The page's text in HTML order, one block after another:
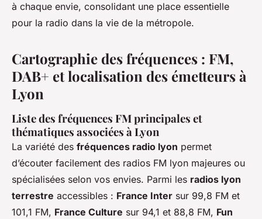
à chaque envie, consolidant une place essentielle
pour la radio dans la vie de la métropole.
Cartographie des fréquences : FM,
DAB+ et localisation des émetteurs à
Lyon
Liste des fréquences FM principales et
thématiques associées à Lyon
La variété des fréquences radio lyon permet
d’écouter facilement des radios FM lyon majeures ou
spécialisées selon vos envies. Parmi les radios lyon
terrestre accessibles : France Inter sur 99,8 FM et
101,1 FM, France Culture sur 94,1 et 88,8 FM, Fun